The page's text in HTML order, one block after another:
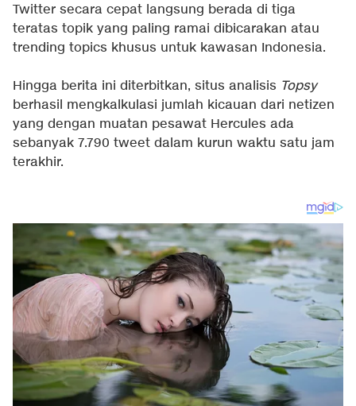
Twitter secara cepat langsung berada di tiga
teratas topik yang paling ramai dibicarakan atau
trending topics khusus untuk kawasan Indonesia.
Hingga berita ini diterbitkan, situs analisis Topsy
berhasil mengkalkulasi jumlah kicauan dari netizen
yang dengan muatan pesawat Hercules ada
sebanyak 7.790 tweet dalam kurun waktu satu jam
terakhir.